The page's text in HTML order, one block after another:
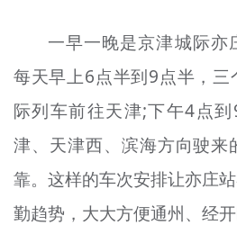
一早一晚是京津城际亦
每天早上6点半到9点半，
际列车前往天津;下午4点
津、天津西、滨海方向驶来
靠。这样的车次安排让亦庄
勤趋势，大大方便通州、经